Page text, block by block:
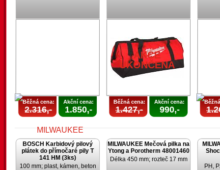
UKONČENA
Běžná cena:
2.316,-
Akční cena:
1.850,-
AKCE
UKONČENA
Běžná cena:
1.427,-
Akční cena:
990,-
BOSCH Karbidový pilový
plátek do přímočaré pily T
141 HM (3ks)
100 mm; plast, kámen, beton
MILWAUKEE Mečová pilka na
Ytong a Porotherm 48001460
Délka 450 mm; rozteč 17 mm
PH,